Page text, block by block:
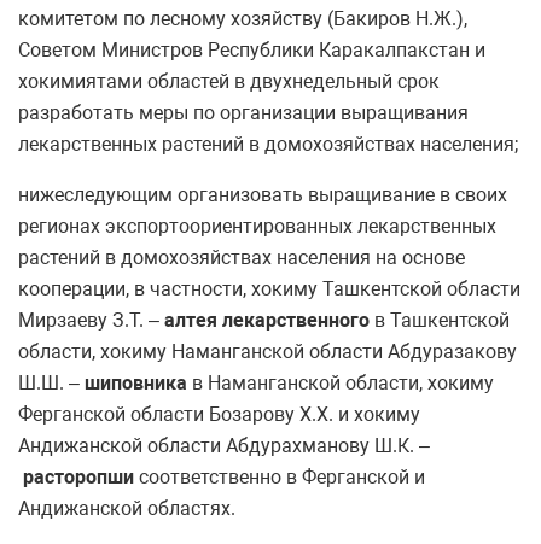
комитетом по лесному хозяйству (Бакиров Н.Ж.),
Советом Министров Республики Каракалпакстан и
хокимиятами областей в двухнедельный срок
разработать меры по организации выращивания
лекарственных растений в домохозяйствах населения;
нижеследующим организовать выращивание в своих
регионах экспортоориентированных лекарственных
растений в домохозяйствах населения на основе
кооперации, в частности, хокиму Ташкентской области
Мирзаеву З.Т. – алтея лекарственного в Ташкентской
области, хокиму Наманганской области Абдуразакову
Ш.Ш. – шиповника в Наманганской области, хокиму
Ферганской области Бозарову Х.Х. и хокиму
Андижанской области Абдурахманову Ш.К. –
расторопши соответственно в Ферганской и
Андижанской областях.